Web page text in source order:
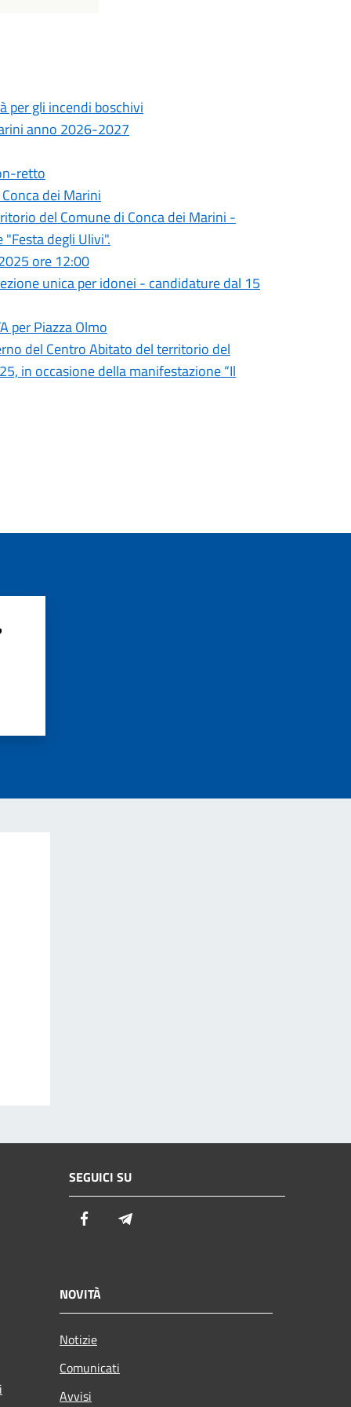
per gli incendi boschivi
anno 2026-2027
retto
dei Marini
del Comune di Conca dei Marini -
degli Ulivi".
ore 12:00
unica per idonei - candidature dal 15
per Piazza Olmo
del Centro Abitato del territorio del
in occasione della manifestazione “Il
SEGUICI SU
Facebook
NOVITÀ
Notizie
Comunicati
Avvisi